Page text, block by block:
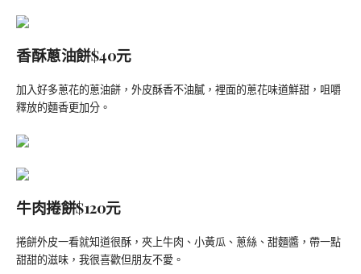
香酥蔥油餅$40元
加入好多蔥花的蔥油餅，外皮酥香不油膩，裡面的蔥花味道鮮甜，咀嚼
釋放的麵香更加分。
牛肉捲餅$120元
捲餅外皮一看就知道很酥，夾上牛肉、小黃瓜、蔥絲、甜麵醬，帶一點
甜甜的滋味，我很喜歡但朋友不愛。